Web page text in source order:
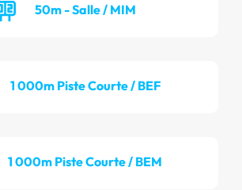
50m - Salle / MIM
1 000m Piste Courte / BEF
1 000m Piste Courte / BEM